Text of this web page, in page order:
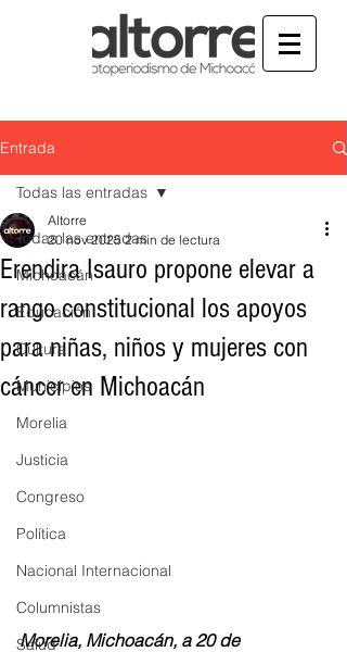
Entrada
Todas las entradas
Michoacán
Educación
Cultura
Municipios
Morelia
Justicia
Congreso
Política
Nacional Internacional
Columnistas
Salud
Todas las entradas
Erendira Isauro propone elevar a
rango constitucional los apoyos
para niñas, niños y mujeres con
cáncer en Michoacán
Altorre
20 nov 2025 2 min de lectura
Morelia, Michoacán, a 20 de